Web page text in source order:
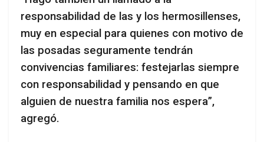
responsabilidad de las y los hermosillenses,
muy en especial para quienes con motivo de
las posadas seguramente tendrán
convivencias familiares: festejarlas siempre
con responsabilidad y pensando en que
alguien de nuestra familia nos espera”,
agregó.